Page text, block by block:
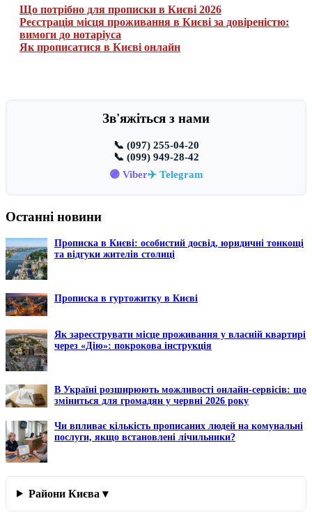
Що потрібно для прописки в Києві 2026
Реєстрація місця проживання в Києві за довіреністю:
вимоги до нотаріуса
Як прописатися в Києві онлайн
Зв'яжіться з нами
📞 (097) 255-04-20
📞 (099) 949-28-42
🟣 Viber✈️ Telegram
Останні новини
Прописка в Києві: особистий досвід, юридичні тонкощі
та відгуки жителів столиці
Прописка в гуртожитку в Києві
Як зареєструвати місце проживання у власній квартирі
через «Дію»: покрокова інструкція
В Україні розширюють можливості онлайн-сервісів: що
зміниться для громадян у червні 2026 року
Чи впливає кількість прописаних людей на комунальні
послуги, якщо встановлені лічильники?
Райони Києва ▾